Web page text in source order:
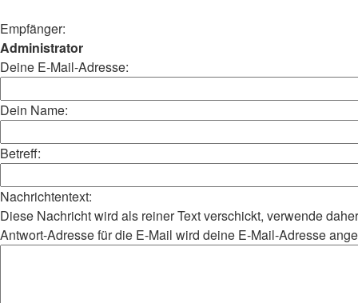
Empfänger:
Administrator
Deine E-Mail-Adresse:
Dein Name:
Betreff:
Nachrichtentext:
Diese Nachricht wird als reiner Text verschickt, verwende
Antwort-Adresse für die E-Mail wird deine E-Mail-Adresse